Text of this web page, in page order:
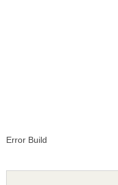
Error Build